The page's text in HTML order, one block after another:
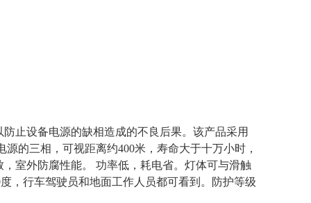
止设备电源的缺相造成的不良后果。该产品采用
的三相，可视距离约400米，寿命大于十万小时，
室外防腐性能。 功率低，耗电省。灯体可与滑触
，行车驾驶员和地面工作人员都可看到。防护等级